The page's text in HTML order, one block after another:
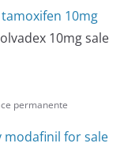
10mg
10mg sale
permanente
modafinil for sale